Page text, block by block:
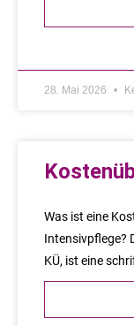
28. Mai 2026
Was ist eine
Intensivpflege?
KÜ, ist eine